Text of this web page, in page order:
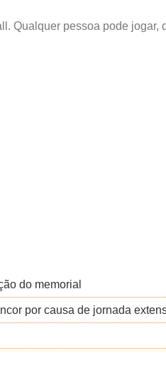
Qualquer pessoa pode jogar,
do memorial
por causa de jornada